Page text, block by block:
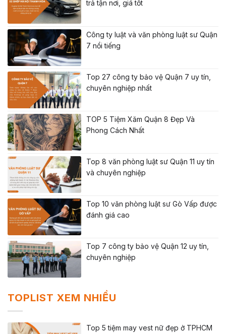
trả tận nơi, giá tốt
Công ty luật và văn phòng luật sư Quận
7 nổi tiếng
Top 27 công ty bảo vệ Quận 7 uy tín,
chuyên nghiệp nhất
TOP 5 Tiệm Xăm Quận 8 Đẹp Và
Phong Cách Nhất
Top 8 văn phòng luật sư Quận 11 uy tín
và chuyên nghiệp
Top 10 văn phòng luật sư Gò Vấp được
đánh giá cao
Top 7 công ty bảo vệ Quận 12 uy tín,
chuyên nghiệp
TOPLIST XEM NHIỀU
Top 5 tiệm may vest nữ đẹp ở TPHCM